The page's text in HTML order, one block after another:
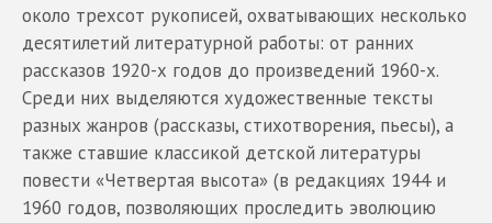
около трехсот рукописей, охватывающих несколько
десятилетий литературной работы: от ранних
рассказов 1920-х годов до произведений 1960-х.
Среди них выделяются художественные тексты
разных жанров (рассказы, стихотворения, пьесы), а
также ставшие классикой детской литературы
повести «Четвертая высота» (в редакциях 1944 и
1960 годов, позволяющих проследить эволюцию